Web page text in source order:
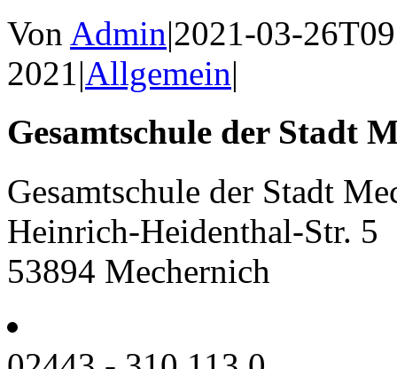
Von Admin|2021-03-
2021|Allgemein|
Gesamtschule der Stadt
Gesamtschule der Stadt
Heinrich-Heidenthal-Str. 5
53894 Mechernich